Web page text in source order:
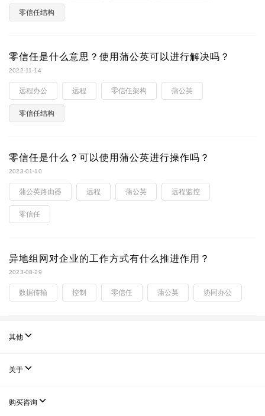
零信任结构
零信任是什么意思？使用蒲公英可以进行解决吗？
2022-11-14
远程办公 远程 零信任架构 蒲公英
零信任结构
零信任是什么？可以使用蒲公英进行操作吗？
2023-01-10
蒲公英路由器 远程 蒲公英 远程监控
零信任
异地组网对企业的工作方式有什么推进作用？
2023-08-29
数据传输 控制 零信任 蒲公英 协同办公
其他 
关于 
购买咨询 